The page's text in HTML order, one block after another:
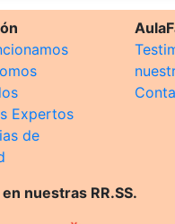
Expertos
de
nuestras RR.SS.